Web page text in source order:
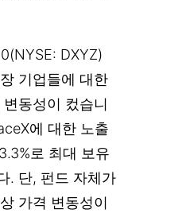
DXYZ)
기업들에 대한
동성이 컸습니
에 대한 노출
로 최대 보유
. 단, 펀드 자체가
가격 변동성이